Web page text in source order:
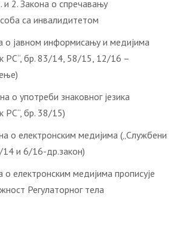
и 2. Закона о спречавању
са инвалидитетом
о јавном информисању и медијима
РС“, бр. 83/14, 58/15, 12/16 –
о употреби знаковног језика
РС“, бр. 38/15)
о електронским медијима („Службени
14 и 6/16-др.закон)
о електронским медијима прописује
Регулаторног тела